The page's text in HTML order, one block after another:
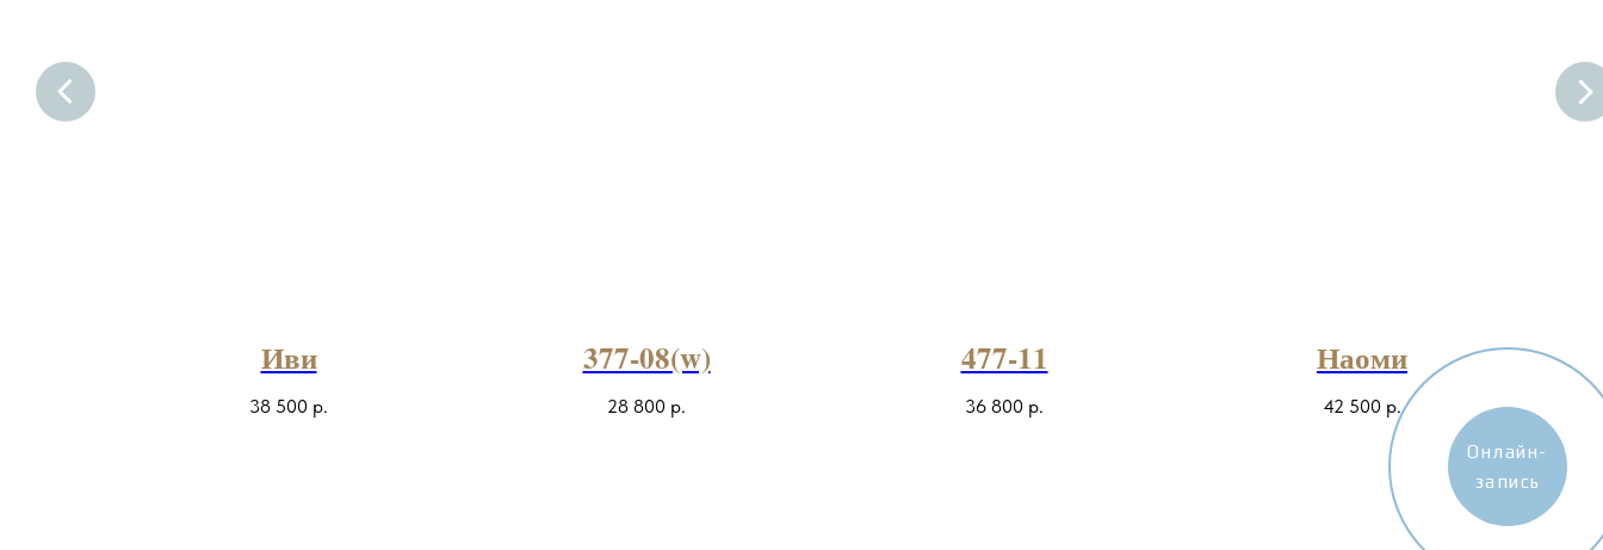
Иви
38 500 р.
377-08(w)
28 800 р.
477-11
36 800 р.
Наоми
42 500 р.
Онлайн-
запись